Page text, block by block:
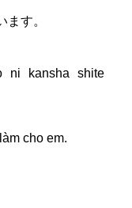
す。
ni kansha shite
cho em.